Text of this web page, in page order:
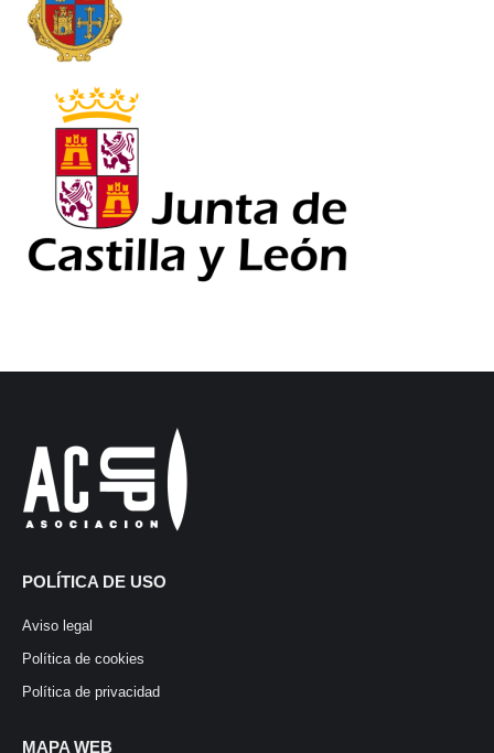
POLÍTICA DE USO
Aviso legal
Política de cookies
Política de privacidad
MAPA WEB